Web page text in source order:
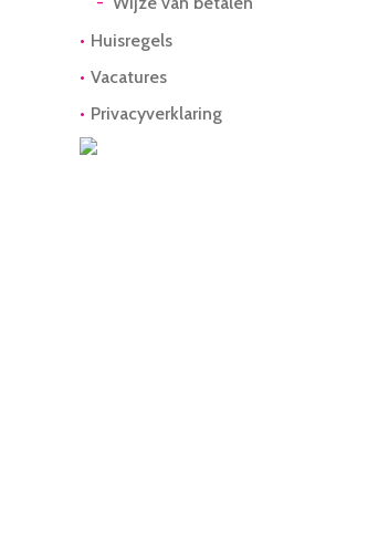
Huisregels
Vacatures
Privacyverklaring